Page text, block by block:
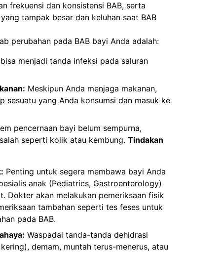
frekuensi dan konsistensi BAB, serta
tampak besar dan keluhan saat BAB
perubahan pada BAB bayi Anda adalah:
menjadi tanda infeksi pada saluran
Meskipun Anda menjaga makanan,
sesuatu yang Anda konsumsi dan masuk ke
pencernaan bayi belum sempurna,
seperti kolik atau kembung. Tindakan
Penting untuk segera membawa bayi Anda
anak (Pediatrics, Gastroenterology)
Dokter akan melakukan pemeriksaan fisik
tambahan seperti tes feses untuk
pada BAB.
Waspadai tanda-tanda dehidrasi
demam, muntah terus-menerus, atau